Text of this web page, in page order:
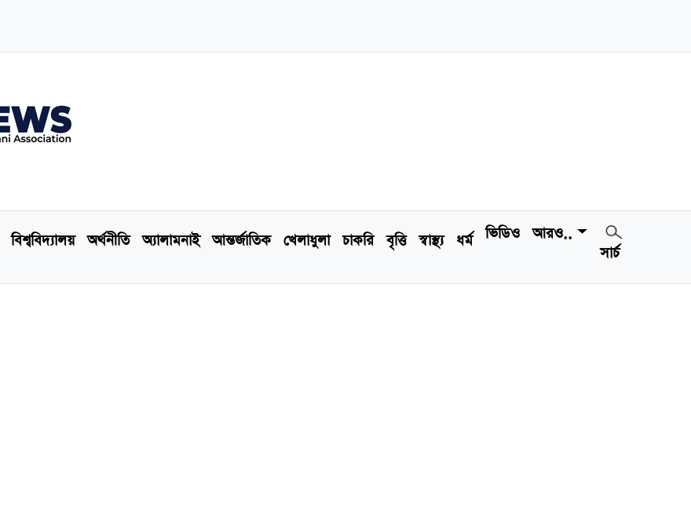
বিশ্ববিদ্যালয় অর্থনীতি অ্যালামনাই আন্তর্জাতিক খেলাধুলা চাকরি বৃত্তি স্বাস্থ্য ধর্ম ভিডিও
আরও..
সার্চ